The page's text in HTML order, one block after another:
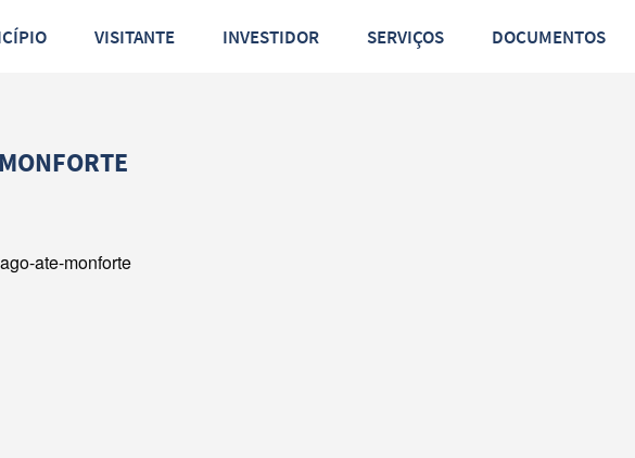
VISITANTE INVESTIDOR SERVIÇOS DOCUMENTOS